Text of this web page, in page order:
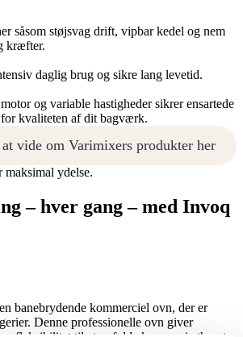
såsom støjsvag drift, vipbar kedel og nem
kræfter.
daglig brug og sikre lang levetid.
og variable hastigheder sikrer ensartede
kvaliteten af dit bagværk.
at vide om Varimixers produkter her
ydelse.
– hver gang – med Invoq
banebrydende kommerciel ovn, der er
Denne professionelle ovn giver